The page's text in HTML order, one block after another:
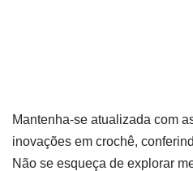
Mantenha-se atualizada com
inovações em crochê,
Não se esqueça de explorar